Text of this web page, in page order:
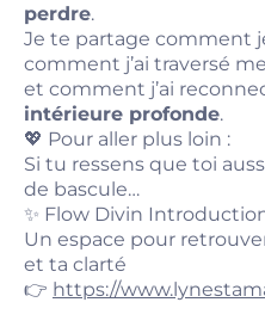
perdre.
Je te partage comment
comment j’ai traversé
et comment j’ai
intérieure profonde.
💖 Pour aller plus loin :
Si tu ressens que toi
de bascule…
✨ Flow Divin
Un espace pour
et ta clarté
👉 https://